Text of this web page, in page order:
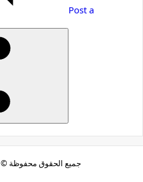
Post a
جميع الحقوق محفوظة ©